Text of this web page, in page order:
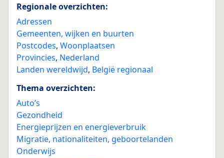
Regionale overzichten:
Adressen
Gemeenten, wijken en buurten
Postcodes, Woonplaatsen
Provincies, Nederland
Landen wereldwijd, België regionaal
Thema overzichten:
Auto’s
Gezondheid
Energieprijzen en energieverbruik
Migratie, nationaliteiten, geboortelanden
Onderwijs